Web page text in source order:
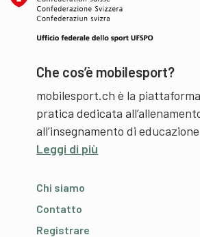
Che cos’è mobilesport?
mobilesport.ch è la
pratica dedicata
all’insegnamento di
Leggi di più
Chi siamo
Contatto
Registrare